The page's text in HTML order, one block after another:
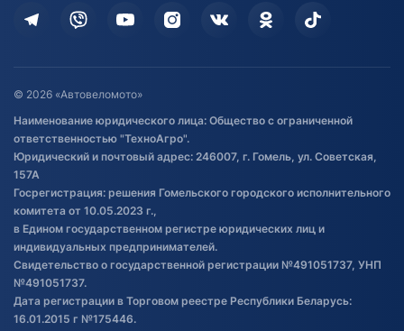
Дополнительные услуги
Оставить отзыв
Договор публичной оферты
Обработка файлов cookie
Постановка транспорта на учет
Обновления в ЭПТС 2024
© 2026 «Автовеломото»
Наименование юридического лица: Общество с ограниченной
ответственностью "ТехноАгро".
Юридический и почтовый адрес: 246007, г. Гомель, ул. Советская,
157А
Госрегистрация: решения Гомельского городского исполнительного
комитета от 10.05.2023 г.,
в Едином государственном регистре юридических лиц и
индивидуальных предпринимателей.
Свидетельство о государственной регистрации №491051737, УНП
№491051737.
Дата регистрации в Торговом реестре Республики Беларусь:
16.01.2015 г №175446.